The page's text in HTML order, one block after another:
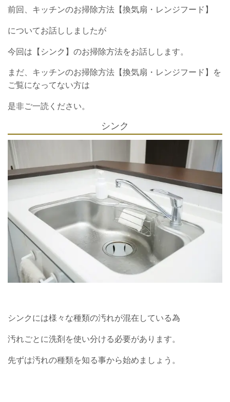
前回、キッチンのお掃除方法【換気扇・レンジフード】
についてお話ししましたが
今回は【シンク】のお掃除方法をお話しします。
まだ、キッチンのお掃除方法【換気扇・レンジフード】を
ご覧になってない方は
是非ご一読ください。
シンク
シンクには様々な種類の汚れが混在している為
汚れごとに洗剤を使い分ける必要があります。
先ずは汚れの種類を知る事から始めましょう。